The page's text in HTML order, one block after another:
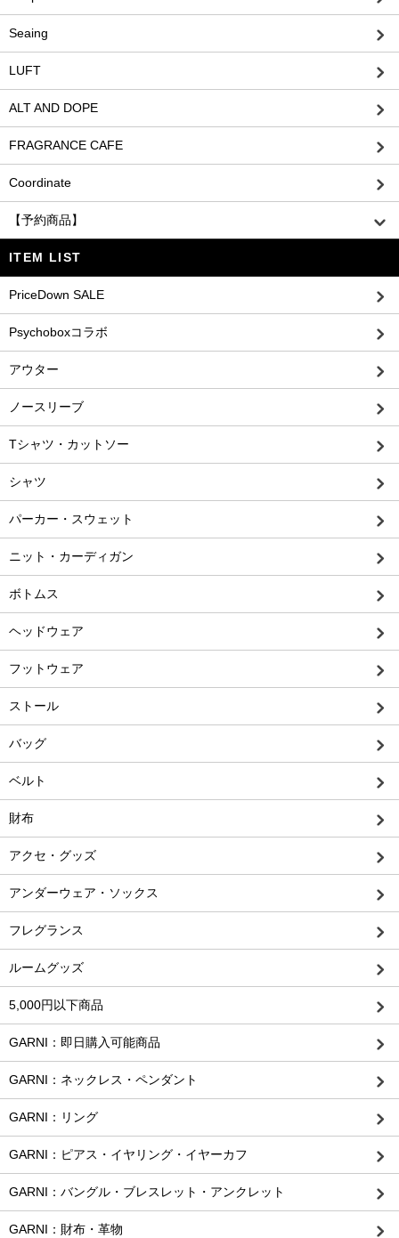
Seaing
LUFT
ALT AND DOPE
FRAGRANCE CAFE
Coordinate
【予約商品】
ITEM LIST
PriceDown SALE
Psychoboxコラボ
アウター
ノースリーブ
Tシャツ・カットソー
シャツ
パーカー・スウェット
ニット・カーディガン
ボトムス
ヘッドウェア
フットウェア
ストール
バッグ
ベルト
財布
アクセ・グッズ
アンダーウェア・ソックス
フレグランス
ルームグッズ
5,000円以下商品
GARNI：即日購入可能商品
GARNI：ネックレス・ペンダント
GARNI：リング
GARNI：ピアス・イヤリング・イヤーカフ
GARNI：バングル・ブレスレット・アンクレット
GARNI：財布・革物